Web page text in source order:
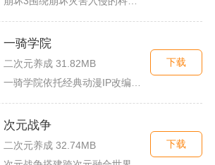
一骑学院
二次元养成 31.82MB
下载
次元战争
二次元养成 32.74MB
下载